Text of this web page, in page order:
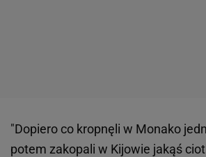
"Dopiero co kropnęli w Monako
potem zakopali w Kijowie jakąś